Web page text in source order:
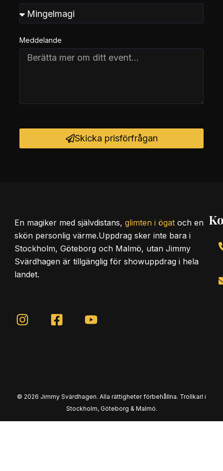
Meddelande
Skicka prisförfrågan
En magiker medsjälvdistans,glimten i ögatoch en
skön personlig värme.Uppdrag sker inte bara i
Stockholm, Göteborg och Malmö, utan Jimmy
Svärdhagen är tillgänglig för showuppdrag i hela
landet.
© 2026 Jimmy Svärdhagen. Alla rättigheter förbehållna. Trollkarl i
Stockholm, Göteborg & Malmö.